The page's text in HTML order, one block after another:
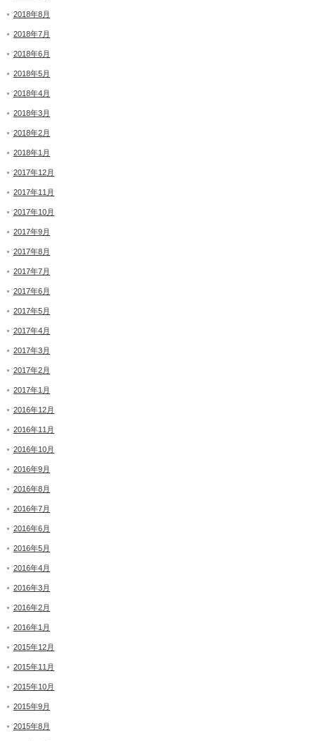
2018年8月
2018年7月
2018年6月
2018年5月
2018年4月
2018年3月
2018年2月
2018年1月
2017年12月
2017年11月
2017年10月
2017年9月
2017年8月
2017年7月
2017年6月
2017年5月
2017年4月
2017年3月
2017年2月
2017年1月
2016年12月
2016年11月
2016年10月
2016年9月
2016年8月
2016年7月
2016年6月
2016年5月
2016年4月
2016年3月
2016年2月
2016年1月
2015年12月
2015年11月
2015年10月
2015年9月
2015年8月